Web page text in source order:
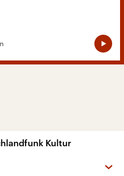
Kultur